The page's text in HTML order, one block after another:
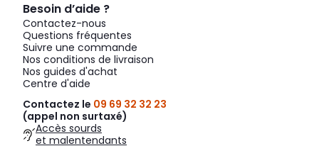
Besoin d’aide ?
Contactez-nous
Questions fréquentes
Suivre une commande
Nos conditions de livraison
Nos guides d'achat
Centre d'aide
Contactez le 09 69 32 32 23
(appel non surtaxé)
Accès sourds
et malentendants